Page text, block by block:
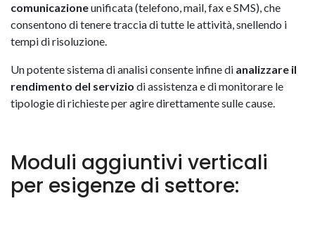
comunicazioneunificata (telefono, mail, fax e SMS), che
consentono di tenere traccia di tutte le attività, snellendo i
tempi di risoluzione.
Un potente sistema di analisi consente infine di analizzare il
rendimento del servizio di assistenza e di monitorare le
tipologie di richieste per agire direttamente sulle cause.
Moduli aggiuntivi verticali
per esigenze di settore: